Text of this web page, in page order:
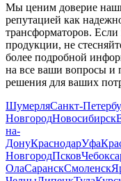
Мы ценим доверие
репутацией как
трансформаторов.
продукции, не
более подробной
на все ваши вопросы и
решения для ваших
ШумерляСанкт-
НовгородНовосибирск
на-
ДонуКраснодарУфа
НовгородПсков
ОлаСаранскСмоленск